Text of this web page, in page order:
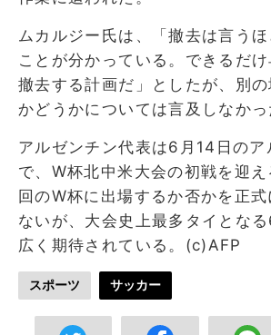
ムカルジー氏は、「撤去は言う
ことが分かっている。できるだ
撤去する計画だ」としたが、別
かどうかについては言及しなかっ
アルゼンチン代表は6月14日のア
で、W杯北中米大会の初戦を迎
回のW杯に出場するか否かを正
ないが、大会史上最多タイとな
広く期待されている。(c)AFP
スポーツ サッカー